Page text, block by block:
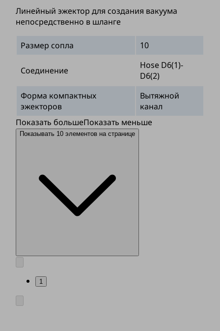
Линейный эжектор для создания вакуума
непосредственно в шланге
Размер сопла 10
Соединение
Hose D6(1)-
D6(2)
Форма компактных
эжекторов
Вытяжной
канал
Показать большеПоказать меньше
Показывать 10 элементов на странице
1